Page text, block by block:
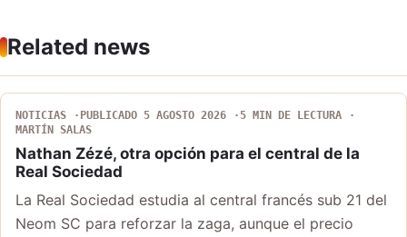
Related news
NOTICIAS PUBLICADO 5 AGOSTO 2026
5 MIN DE LECTURA
MARTÍN SALAS
Nathan Zézé, otra opción para el central de la
Real Sociedad
La Real Sociedad estudia al central francés sub 21 del
Neom SC para reforzar la zaga, aunque el precio